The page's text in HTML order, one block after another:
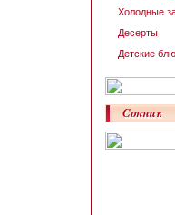
Холодные
Десерты
Детские